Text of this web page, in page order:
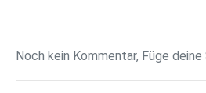
Noch kein Kommentar, Füge